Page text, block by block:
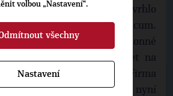
zastupitelů ODS a ČSSD uvrhlo
majitele, společnost Triticum.
může se prokázat nezákonné
je třeba pohlížet na
presumpce neviny. Firma
finanční částku, a nyní
volbou „Nastavení“.
všechny
Nastavení